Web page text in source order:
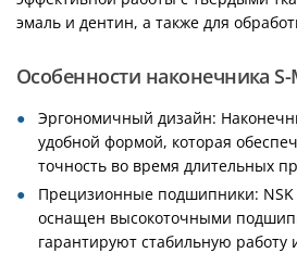
эмаль и дентин, а также для
Особенности наконечника
Эргономичный дизайн:
удобной формой, которая
точность во время длительных
Прецизионные подшипники: NSK
оснащен высокоточными
гарантируют стабильную работу